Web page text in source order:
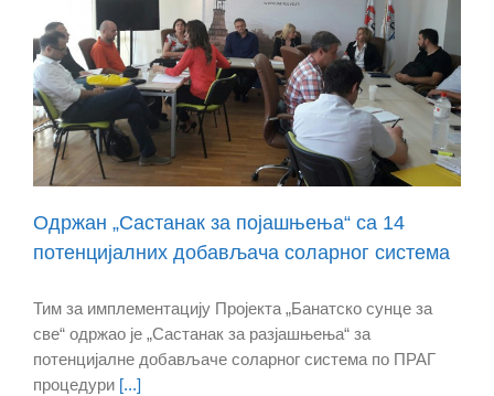
Oдржан „Састанак за појашњења“ са 14
потенцијалних добављача соларног система
Тим за имплементацију Пројекта „Банатско сунце за
све“ одржао је „Састанак за разјашњења“ за
потенцијалне добављаче соларног система по ПРАГ
процедури [...]